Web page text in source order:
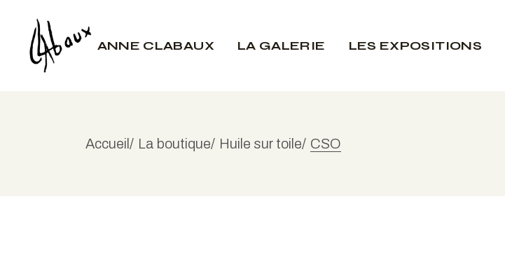
content
ANNE CLABAUX
Portrait
LA GALERIE LES EXPOSITIONS
Portrait
Accueil La boutique Huile sur toile CSO